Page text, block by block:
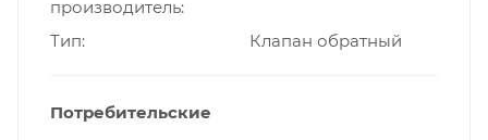
производитель
Тип Клапан обратный
Потребительские